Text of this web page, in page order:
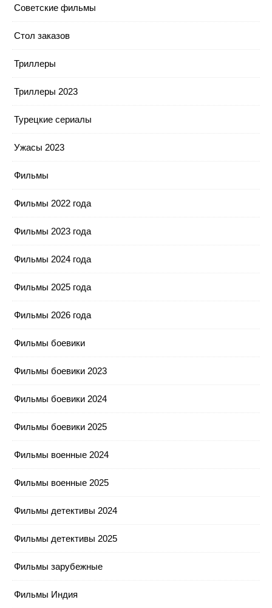
Советские фильмы
Стол заказов
Триллеры
Триллеры 2023
Турецкие сериалы
Ужасы 2023
Фильмы
Фильмы 2022 года
Фильмы 2023 года
Фильмы 2024 года
Фильмы 2025 года
Фильмы 2026 года
Фильмы боевики
Фильмы боевики 2023
Фильмы боевики 2024
Фильмы боевики 2025
Фильмы военные 2024
Фильмы военные 2025
Фильмы детективы 2024
Фильмы детективы 2025
Фильмы зарубежные
Фильмы Индия